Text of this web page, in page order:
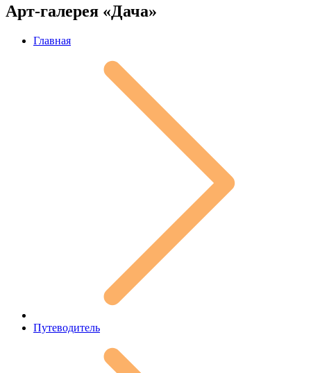
Арт-галерея «Дача»
Главная
Путеводитель